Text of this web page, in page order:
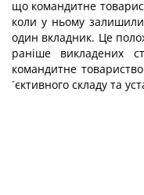
що командитне
коли у ньому
один вкладник. Це
раніше викладених
командитне
´єктивного складу та